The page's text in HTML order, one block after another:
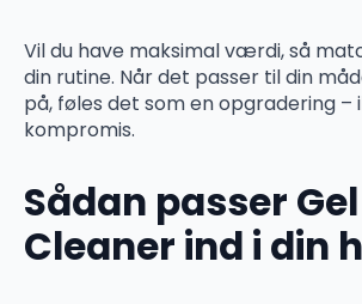
Vil du have maksimal værdi, så
din rutine. Når det passer til din
på, føles det som en opgradering –
kompromis.
Sådan passer Gel
Cleaner ind i din